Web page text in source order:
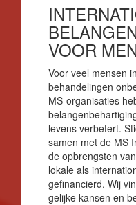
VOOR
Voor veel mensen
behandelingen
MS-organisaties
levens verbetert.
samen met de MS
de opbrengsten
lokale als
gefinancierd. Wij
gelijke kansen en